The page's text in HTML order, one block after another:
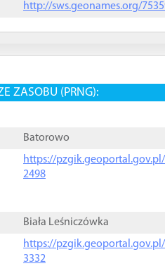
http://sws.geonames.org/
ZASOBU (PRNG):
Batorowo
https://pzgik.geoportal.gov.pl/
2498
Biała Leśniczówka
https://pzgik.geoportal.gov.pl/
3332